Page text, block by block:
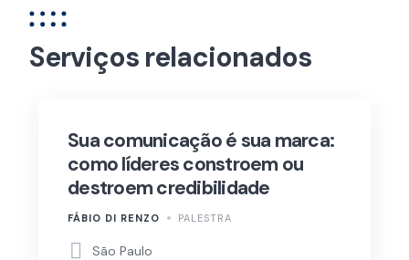
Serviços relacionados
Sua comunicação é sua marca:
como líderes constroem ou
destroem credibilidade
FÁBIO DI RENZO PALESTRA
São Paulo